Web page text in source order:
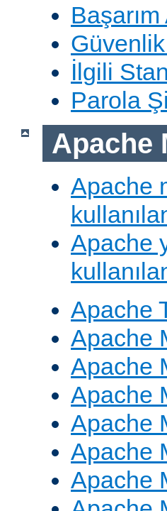
Başarım
İlgili
Parola
Apache
Apache
Apache
Apache
Apache
Apache
Apache
Apache
Apache
Apache